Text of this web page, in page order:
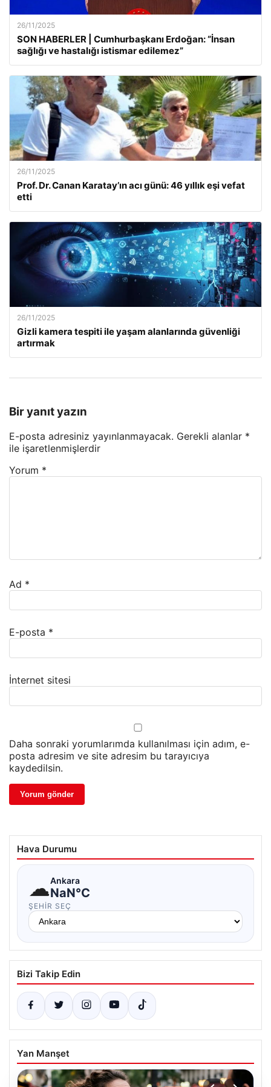
26/11/2025
SON HABERLER | Cumhurbaşkanı Erdoğan: “İnsan
sağlığı ve hastalığı istismar edilemez”
26/11/2025
Prof. Dr. Canan Karatay’ın acı günü: 46 yıllık eşi vefat
etti
26/11/2025
Gizli kamera tespiti ile yaşam alanlarında güvenliği
artırmak
Bir yanıt yazın
E-posta adresiniz yayınlanmayacak. Gerekli alanlar *
ile işaretlenmişlerdir
Yorum *
Ad *
E-posta *
İnternet sitesi
Daha sonraki yorumlarımda kullanılması için adım, e-
posta adresim ve site adresim bu tarayıcıya
kaydedilsin.
Hava Durumu
☁Ankara
NaN°C
ŞEHIR SEÇ
Bizi Takip Edin
Yan Manşet